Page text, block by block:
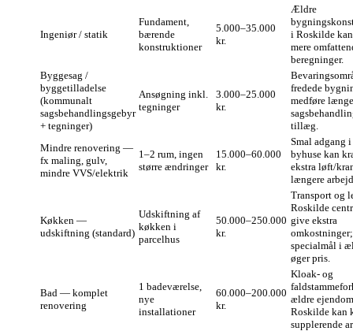
Ingeniør / statik
Fundament,
bærende
konstruktioner
5.000–35.000
kr.
Ældre
i Roskilde
mere
beregninger.
Byggesag /
byggetilladelse
(kommunalt
sagsbehandlingsgebyr
+ tegninger)
Ansøgning inkl.
tegninger
3.000–25.000
kr.
fredede
medføre
tillæg.
Mindre renovering —
fx maling, gulv,
mindre VVS/elektrik
1–2 rum, ingen
større ændringer
15.000–60.000
kr.
Smal adgang
byhuse kan
ekstra løft/
længere
Køkken —
udskiftning (standard)
Udskiftning af
køkken i
parcelhus
50.000–250.000
kr.
Transport og
Roskilde
give ekstra
omkostninger;
specialmål i
øger pris.
Bad — komplet
renovering
1 badeværelse,
nye
installationer
60.000–200.000
kr.
Kloak- og
ældre
Roskilde kan
supplerende